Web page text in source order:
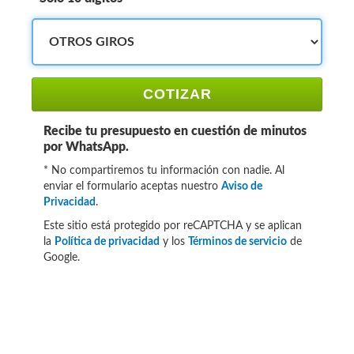
COTIZAR
Recibe tu presupuesto en cuestión de minutos
por WhatsApp.
* No compartiremos tu información con nadie. Al
enviar el formulario aceptas nuestro Aviso de
Privacidad .
Este sitio está protegido por reCAPTCHA y se aplican
la Política de privacidad y los Términos de servicio de
Google.